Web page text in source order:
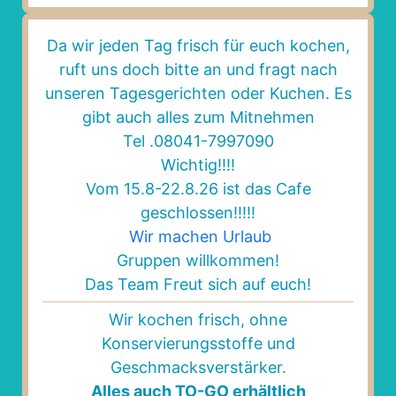
... und viele weitere wunderbare Partner und
Anlässe!
Mehr als nur Essen: Teilhabe, die schmeckt
Dass unser Catering-Angebot so riesig
angenommen wird, ist für uns weit mehr als
„nur“ Erfolg im Geschäft. Jeder Auftrag hilft
echte Teilhabe am
Arbeitsleben aktiv zu gestalten.
Durch eure Buchungen sichern wir wertvolle
Arbeitsplätze und zeigen gemeinsam, dass
Inklusion und Professionalität im Berufsalltag
Da wir jeden Tag frisch für euch kochen,
ruft uns doch bitte an und fragt nach
unseren Tagesgerichten oder Kuchen. Es
gibt auch alles zum Mitnehmen
Tel .08041-7997090
Wichtig!!!!
Vom 15.8-22.8.26 ist das Cafe
geschlossen!!!!!
Wir machen Urlaub
Gruppen willkommen!
Das Team Freut sich auf euch!
Wir kochen frisch, ohne
Konservierungsstoffe und
Geschmacksverstärker.
Alles auchTO-GOerhältlich